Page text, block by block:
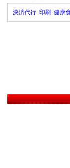
決済代行 印刷 健康